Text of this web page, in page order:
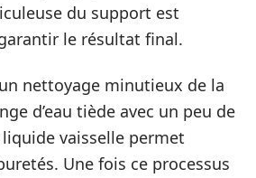
du support est
le résultat final.
nettoyage minutieux de la
d’eau tiède avec un peu de
vaisselle permet
Une fois ce processus